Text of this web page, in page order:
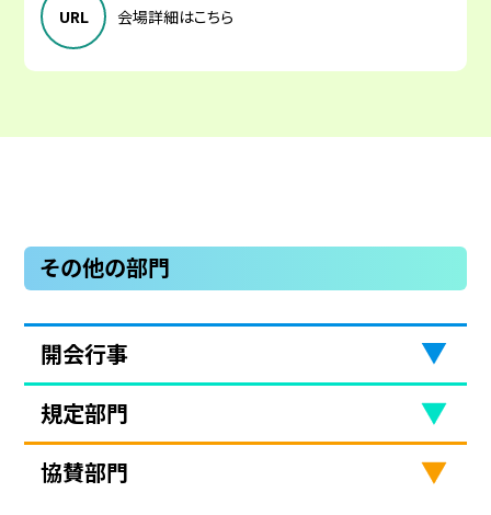
URL 会場詳細はこちら
その他の部門
開会行事
規定部門
協賛部門